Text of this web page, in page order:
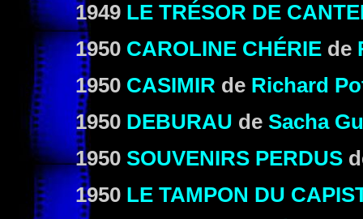
1949 LE TRÉSOR DE
1950 CAROLINE CHÉRIE de
1950 CASIMIR de Richard
1950 DEBURAU de Sacha
1950 SOUVENIRS PERDUS
1950 LE TAMPON DU